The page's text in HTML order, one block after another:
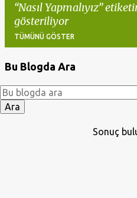
Nasıl Yapmalıyız
gösteriliyor
TÜMÜNÜ GÖSTER
a
y
Bu Blogda Ara
Sonuç